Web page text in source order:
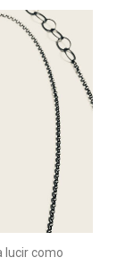
lucir como